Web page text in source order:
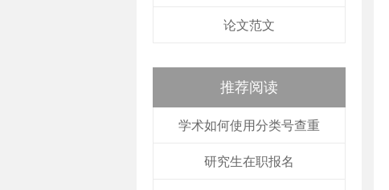
论文范文
推荐阅读
学术如何使用分类号查重
研究生在职报名